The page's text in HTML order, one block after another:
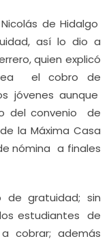
de Hidalgo
así lo dio a
quien explicó
el cobro de
jóvenes aunque
del convenio de
la Máxima Casa
nómina a finales
de gratuidad; sin
estudiantes de
cobrar; además